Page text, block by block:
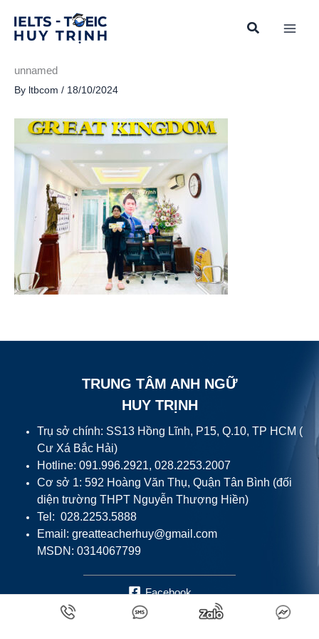
content
unnamed
By ltbcom / 18/10/2024
TRUNG TÂM ANH NGỮ
HUY TRỊNH
Trụ sở chính: SS13 Hồng Lĩnh, P15, Q.10, TP HCM (
Cư Xá Bắc Hải)
Hotline: 091.996.2921, 028.2253.2007
Cơ sở 1: 592 Hoàng Văn Thụ, Quận Tân Bình (đối
diện trường THPT Nguyễn Thượng Hiền)
Tel: 028.2253.5888
Email: greatteacherhuy@gmail.com
MSDN: 0314067799
Facebook